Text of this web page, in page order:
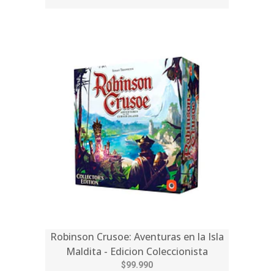
Robinson Crusoe: Aventuras en la Isla
Maldita - Edicion Coleccionista
$99.990